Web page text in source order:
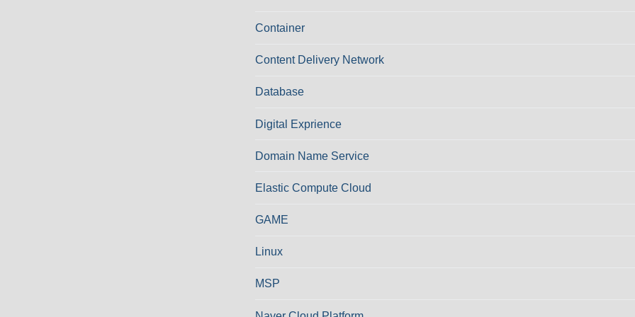
Container
Content Delivery Network
Database
Digital Exprience
Domain Name Service
Elastic Compute Cloud
GAME
Linux
MSP